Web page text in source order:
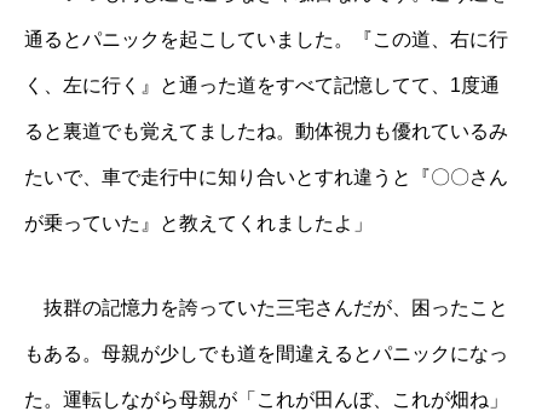
通るとパニックを起こしていました。『この道、右に行
く、左に行く』と通った道をすべて記憶してて、1度通
ると裏道でも覚えてましたね。動体視力も優れているみ
たいで、車で走行中に知り合いとすれ違うと『〇〇さん
が乗っていた』と教えてくれましたよ」
抜群の記憶力を誇っていた三宅さんだが、困ったこと
もある。母親が少しでも道を間違えるとパニックになっ
た。運転しながら母親が「これが田んぼ、これが畑ね」